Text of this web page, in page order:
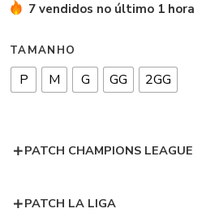
7 vendidos no último 1 hora
TAMANHO
P M G GG 2GG
PATCH CHAMPIONS LEAGUE
PATCH LA LIGA